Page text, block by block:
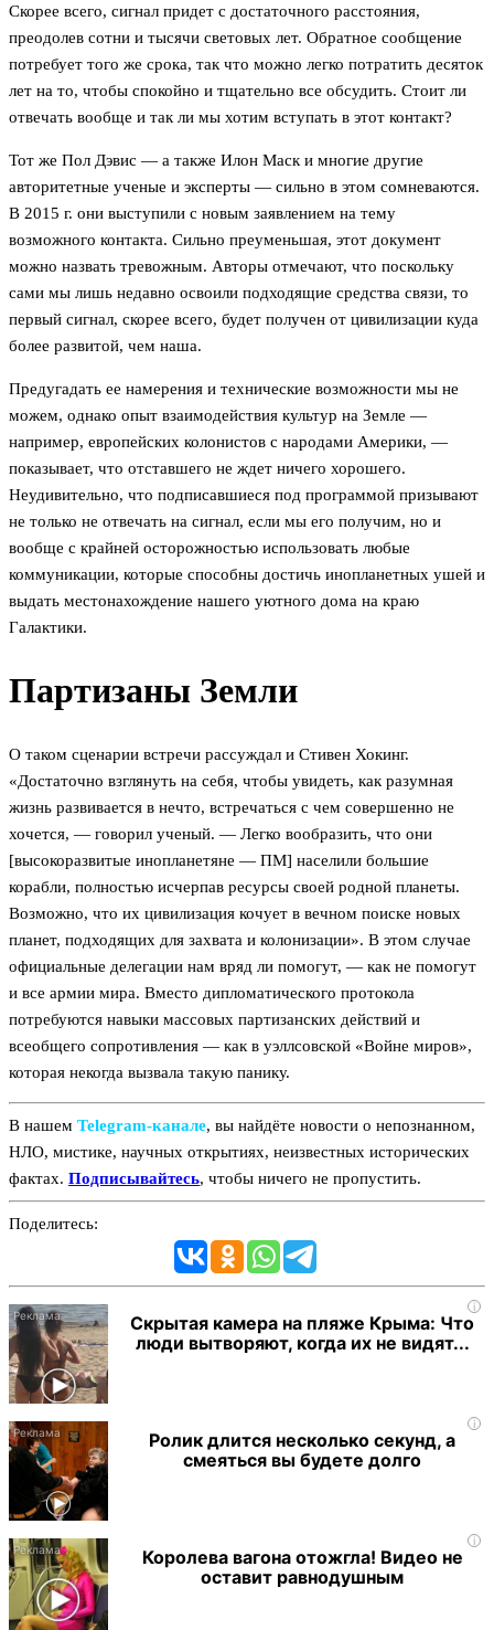
Скорее всего, сигнал придет с достаточного расстояния,
преодолев сотни и тысячи световых лет. Обратное сообщение
потребует того же срока, так что можно легко потратить десяток
лет на то, чтобы спокойно и тщательно все обсудить. Стоит ли
отвечать вообще и так ли мы хотим вступать в этот контакт?
Тот же Пол Дэвис — а также Илон Маск и многие другие
авторитетные ученые и эксперты — сильно в этом сомневаются.
В 2015 г. они выступили с новым заявлением на тему
возможного контакта. Сильно преуменьшая, этот документ
можно назвать тревожным. Авторы отмечают, что поскольку
сами мы лишь недавно освоили подходящие средства связи, то
первый сигнал, скорее всего, будет получен от цивилизации куда
более развитой, чем наша.
Предугадать ее намерения и технические возможности мы не
можем, однако опыт взаимодействия культур на Земле —
например, европейских колонистов с народами Америки, —
показывает, что отставшего не ждет ничего хорошего.
Неудивительно, что подписавшиеся под программой призывают
не только не отвечать на сигнал, если мы его получим, но и
вообще с крайней осторожностью использовать любые
коммуникации, которые способны достичь инопланетных ушей и
выдать местонахождение нашего уютного дома на краю
Галактики.
Партизаны Земли
О таком сценарии встречи рассуждал и Стивен Хокинг.
«Достаточно взглянуть на себя, чтобы увидеть, как разумная
жизнь развивается в нечто, встречаться с чем совершенно не
хочется, — говорил ученый. — Легко вообразить, что они
[высокоразвитые инопланетяне — ПМ] населили большие
корабли, полностью исчерпав ресурсы своей родной планеты.
Возможно, что их цивилизация кочует в вечном поиске новых
планет, подходящих для захвата и колонизации». В этом случае
официальные делегации нам вряд ли помогут, — как не помогут
и все армии мира. Вместо дипломатического протокола
потребуются навыки массовых партизанских действий и
всеобщего сопротивления — как в уэллсовской «Войне миров»,
которая некогда вызвала такую панику.
В нашем Telegram‑канале, вы найдёте новости о непознанном,
НЛО, мистике, научных открытиях, неизвестных исторических
фактах. Подписывайтесь, чтобы ничего не пропустить.
Поделитесь:
i
Скрытая камера на пляже Крыма: Что
люди вытворяют, когда их не видят...
i
Ролик длится несколько секунд, а
смеяться вы будете долго
i
Королева вагона отожгла! Видео не
оставит равнодушным